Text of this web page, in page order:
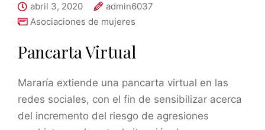
abril 3, 2020
admin6037
Asociaciones de mujeres
Pancarta Virtual
Mararía extiende una pancarta virtual en las
redes sociales, con el fin de sensibilizar acerca
del incremento del riesgo de agresiones